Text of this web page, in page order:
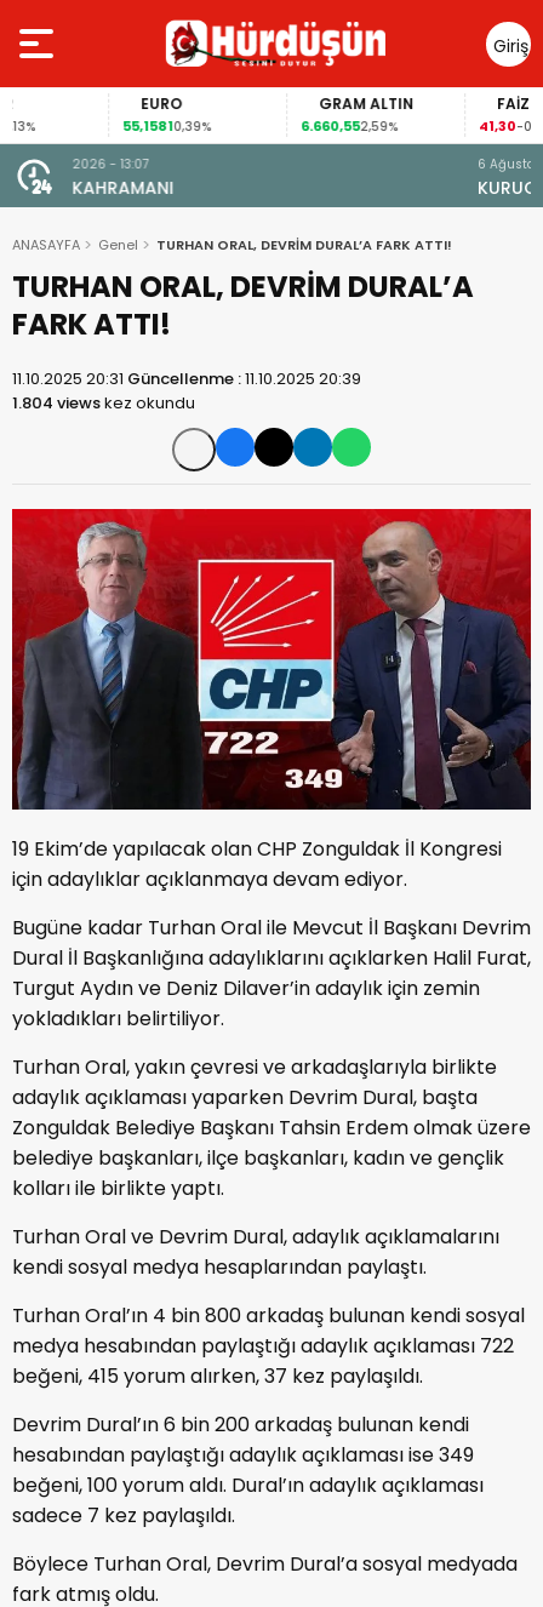
Giriş
Yap
EURO
55,15810,39%
GRAM ALTIN
6.660,552,59%
FAİZ
41,30-0,55%
6 Ağustos 2026 - 17:39
KURUCU YÖNETİM GÖREVDE…
ANASAYFA Genel TURHAN ORAL, DEVRİM DURAL’A FARK ATTI!
TURHAN ORAL, DEVRİM DURAL’A
FARK ATTI!
11.10.2025 20:31 Güncellenme :11.10.2025 20:39
1.804 viewskez okundu
19 Ekim’de yapılacak olan CHP Zonguldak İl Kongresi
için adaylıklar açıklanmaya devam ediyor.
Bugüne kadar Turhan Oral ile Mevcut İl Başkanı Devrim
Dural İl Başkanlığına adaylıklarını açıklarken Halil Furat,
Turgut Aydın ve Deniz Dilaver’in adaylık için zemin
yokladıkları belirtiliyor.
Turhan Oral, yakın çevresi ve arkadaşlarıyla birlikte
adaylık açıklaması yaparken Devrim Dural, başta
Zonguldak Belediye Başkanı Tahsin Erdem olmak üzere
belediye başkanları, ilçe başkanları, kadın ve gençlik
kolları ile birlikte yaptı.
Turhan Oral ve Devrim Dural, adaylık açıklamalarını
kendi sosyal medya hesaplarından paylaştı.
Turhan Oral’ın 4 bin 800 arkadaş bulunan kendi sosyal
medya hesabından paylaştığı adaylık açıklaması 722
beğeni, 415 yorum alırken, 37 kez paylaşıldı.
Devrim Dural’ın 6 bin 200 arkadaş bulunan kendi
hesabından paylaştığı adaylık açıklaması ise 349
beğeni, 100 yorum aldı. Dural’ın adaylık açıklaması
sadece 7 kez paylaşıldı.
Böylece Turhan Oral, Devrim Dural’a sosyal medyada
fark atmış oldu.